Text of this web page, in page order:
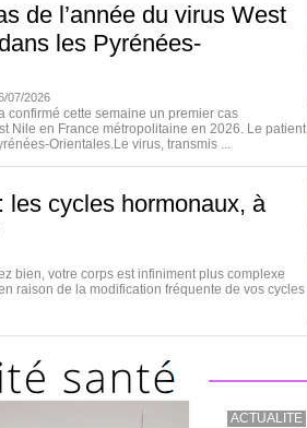
de l’année du virus West
les Pyrénées-
07/2026
confirmé cette semaine un premier cas
Nile en France métropolitaine en 2026. Le patient
Orientales.Le virus, transmis ...
les cycles hormonaux, à
bien, votre corps est infiniment plus complexe
raison de la modification fréquente de vos cycles
ACTUALITE